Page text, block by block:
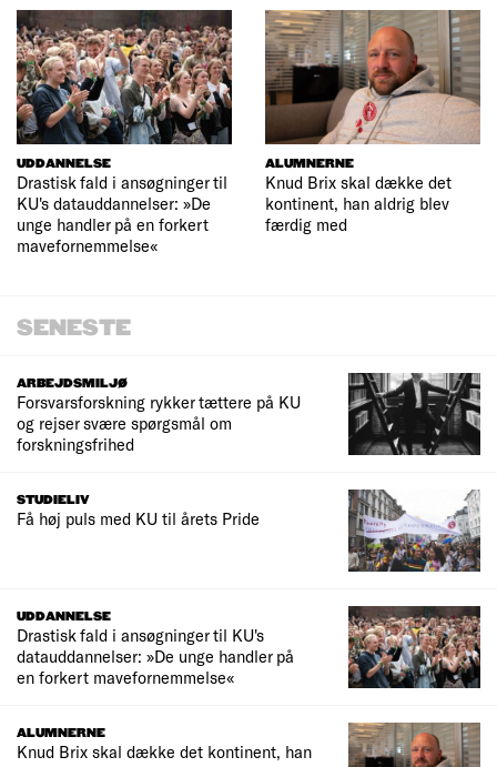
UDDANNELSE
Drastisk fald i ansøgninger til
KU's datauddannelser: »De
unge handler på en forkert
mavefornemmelse«
ALUMNERNE
Knud Brix skal dække det
kontinent, han aldrig blev
færdig med
SENESTE
ARBEJDSMILJØ
Forsvarsforskning rykker tættere på KU
og rejser svære spørgsmål om
forskningsfrihed
STUDIELIV
Få høj puls med KU til årets Pride
UDDANNELSE
Drastisk fald i ansøgninger til KU's
datauddannelser: »De unge handler på
en forkert mavefornemmelse«
ALUMNERNE
Knud Brix skal dække det kontinent, han